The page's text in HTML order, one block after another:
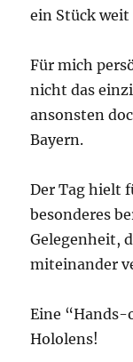
ein Stück
Für mich
nicht das
ansonsten
Bayern.
Der Tag hielt
besonderes
Gelegenheit,
miteinander
Eine “Hands-
Hololens!